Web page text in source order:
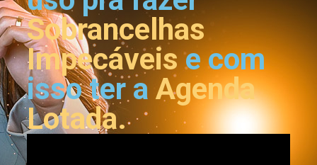
Sobrancelhas
Impecáveise com
isso ter a Agenda
Lotada.